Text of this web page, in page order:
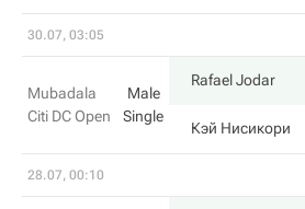
30.07, 03:05
Mubadala
Citi DC Open
Male
Single
Rafael Jodar
Кэй Нисикори
28.07, 00:10